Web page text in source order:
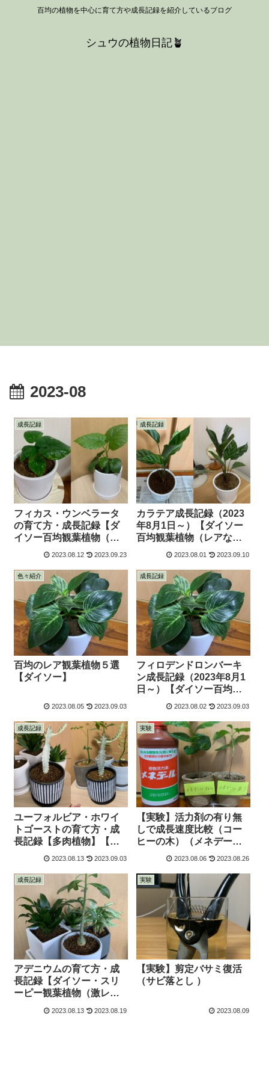
百均の植物を中心に育て方や成長記録を紹介しているブログ
シュウの植物日記🪴
2023-08
成長記録
フィカス・ウンベラータ
の育て方・成長記録【ダ
イソー百均観葉植物（激
レア）】
2023.08.12 2023.09.23
成長記録
カラテア成長記録（2023
年8月1日～）【ダイソー
百均観葉植物（レアなや
つ）】【育て方】【植え
2023.08.01 2023.09.10
色々紹介
百均のレア観葉植物５選
【ダイソー】
2023.08.05 2023.09.03
成長記録
フィロデンドロンバーキ
ン成長記録（2023年8月1
日～）【ダイソー百均観
葉植物（レアなやつ）】
2023.08.02 2023.09.03
成長記録
ユーフォルビア・ホワイ
トゴーストの育て方・成
長記録【多肉植物】【白
い幽霊】
2023.08.13 2023.09.03
実験
【実験】活力剤の有り無
しで成長速度比較（コー
ヒーの木）（メネデー
2023.08.06 2023.08.26
成長記録
アデニウムの育て方・成
長記録【ダイソー・スリ
ーピー観葉植物（激レ
2023.08.13 2023.08.19
実験
【実験】剪定バサミ復活
（サビ落とし ）
2023.08.09